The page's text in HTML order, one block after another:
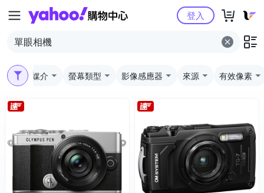
Yahoo購物中心登入
儲存媒介 螢幕類型 影像感應器 來源 有效像素